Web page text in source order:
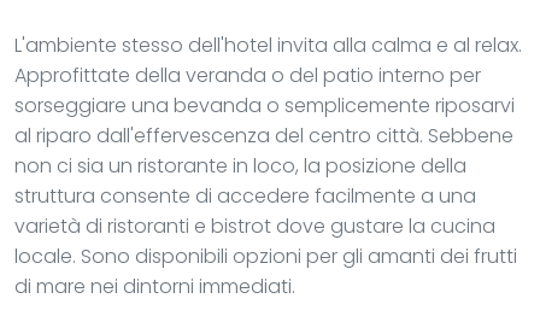
L'ambiente stesso dell'hotel invita alla calma e al relax.
Approfittate della veranda o del patio interno per
sorseggiare una bevanda o semplicemente riposarvi
al riparo dall'effervescenza del centro città. Sebbene
non ci sia un ristorante in loco, la posizione della
struttura consente di accedere facilmente a una
varietà di ristoranti e bistrot dove gustare la cucina
locale. Sono disponibili opzioni per gli amanti dei frutti
di mare nei dintorni immediati.